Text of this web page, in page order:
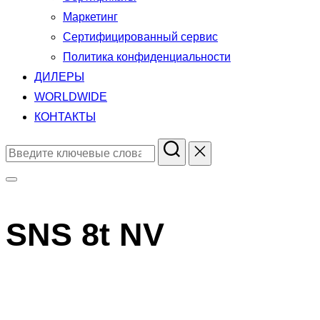
Маркетинг
Сертифицированный сервис
Политика конфиденциальности
ДИЛЕРЫ
WORLDWIDE
КОНТАКТЫ
Поиск
панель
и
SNS 8t NV